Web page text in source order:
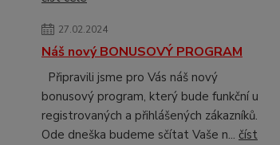
27.02.2024
Náš nový BONUSOVÝ PROGRAM
Připravili jsme pro Vás náš nový
bonusový program, který bude funkční u
registrovaných a přihlášených zákazníků.
Ode dneška budeme sčítat Vaše n... číst